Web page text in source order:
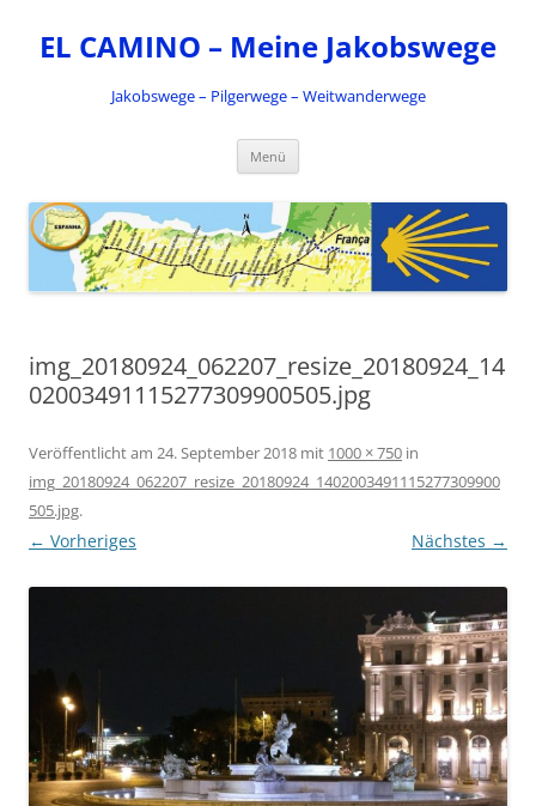
springen
EL CAMINO – Meine Jakobswege
Jakobswege – Pilgerwege – Weitwanderwege
Menü
img_20180924_062207_resize_20180924_14
02003491115277309900505.jpg
Veröffentlicht am 24. September 2018 mit 1000 × 750 in
img_20180924_062207_resize_20180924_1402003491115277309900
505.jpg.
← Vorheriges Nächstes →